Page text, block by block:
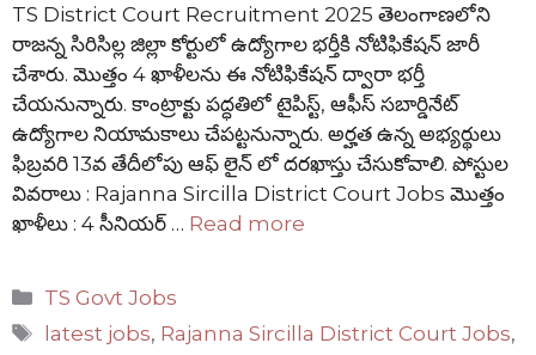
TS District Court Recruitment 2025 తెలంగాణలోని
రాజన్న సిరిసిల్ల జిల్లా కోర్టులో ఉద్యోగాల భర్తీకి నోటిఫికేషన్ జారీ
చేశారు. మొత్తం 4 ఖాళీలను ఈ నోటిఫికేషన్ ద్వారా భర్తీ
చేయనున్నారు. కాంట్రాక్టు పద్ధతిలో టైపిస్ట్, ఆఫీస్ సబార్డినేట్
ఉద్యోగాల నియామకాలు చేపట్టనున్నారు. అర్హత ఉన్న అభ్యర్థులు
ఫిబ్రవరి 13వ తేదీలోపు ఆఫ్ లైన్ లో దరఖాస్తు చేసుకోవాలి. పోస్టుల
వివరాలు : Rajanna Sircilla District Court Jobs మొత్తం
ఖాళీలు : 4 సీనియర్ … Read more
Categories
TS Govt Jobs
Tags
latest jobs, Rajanna Sircilla District Court Jobs,